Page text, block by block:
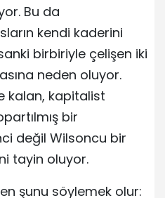
Bu da
kendi kaderini
birbiriyle çelişen iki
neden oluyor.
kalan, kapitalist
bir
değil Wilsoncu bir
tayin oluyor.
şunu söylemek olur: